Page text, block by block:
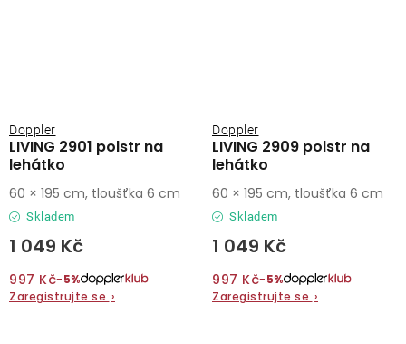
LIVING 2901 polstr na
lehátko
Doppler
Skladem
1 049 Kč
997 Kč−5%
Zaregistrujte se ›
60 × 195 cm, tloušťka 6 cm
LIVING 2909 polstr na
lehátko
Doppler
Skladem
1 049 Kč
997 Kč−5%
Zaregistrujte se ›
60 × 195 cm, tloušťka 6 cm